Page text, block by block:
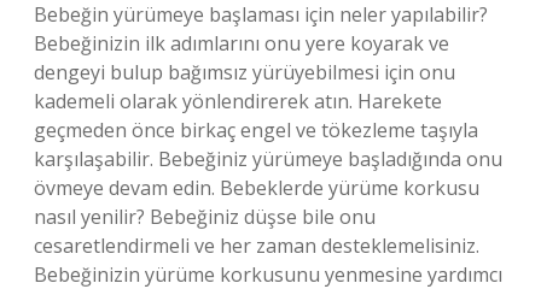
Bebeğin yürümeye başlaması için neler yapılabilir?
Bebeğinizin ilk adımlarını onu yere koyarak ve
dengeyi bulup bağımsız yürüyebilmesi için onu
kademeli olarak yönlendirerek atın. Harekete
geçmeden önce birkaç engel ve tökezleme taşıyla
karşılaşabilir. Bebeğiniz yürümeye başladığında onu
övmeye devam edin. Bebeklerde yürüme korkusu
nasıl yenilir? Bebeğiniz düşse bile onu
cesaretlendirmeli ve her zaman desteklemelisiniz.
Bebeğinizin yürüme korkusunu yenmesine yardımcı